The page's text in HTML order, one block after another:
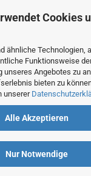
Cookies
ähnliche Technologien,
Funktionsweise
unseres Angebotes zu
bieten zu
unserer
Alle Akzeptieren
Nur Notwendige